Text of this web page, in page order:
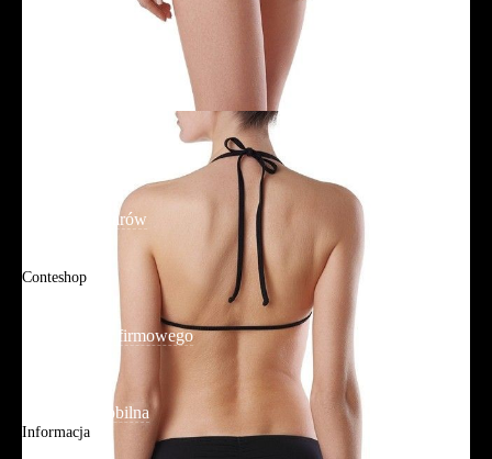
Tabela rozmiarów
Conteshop
Adres sklepu firmowego
Aplikacja mobilna
Informacja